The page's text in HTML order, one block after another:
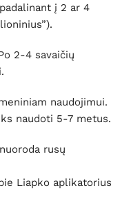
į 2 ar 4
2-4 savaičių
naudojimui.
naudoti 5-7 metus.
rusų
Liapko aplikatorius